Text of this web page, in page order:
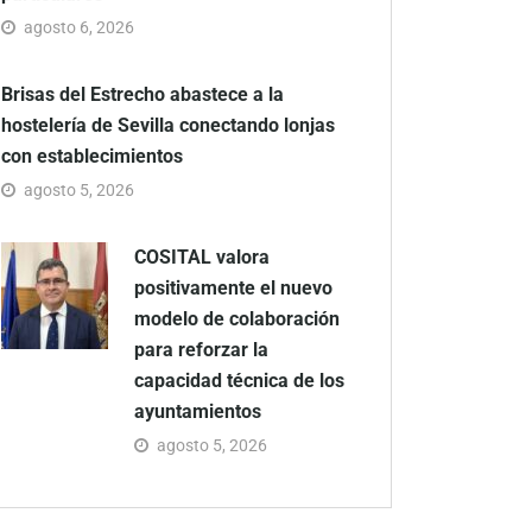
agosto 6, 2026
Brisas del Estrecho abastece a la
hostelería de Sevilla conectando lonjas
con establecimientos
agosto 5, 2026
COSITAL valora
positivamente el nuevo
modelo de colaboración
para reforzar la
capacidad técnica de los
ayuntamientos
agosto 5, 2026